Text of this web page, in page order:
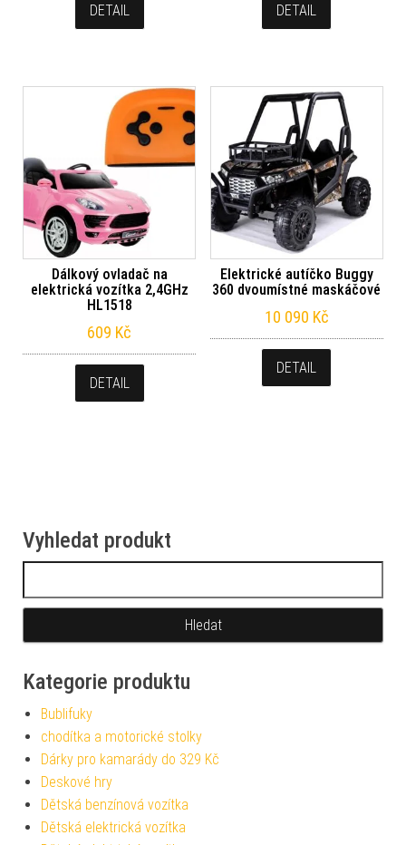
DETAIL DETAIL
Dálkový ovladač na
elektrická vozítka 2,4GHz
HL1518
609 Kč
DETAIL
Elektrické autíčko Buggy
360 dvoumístné maskáčové
10 090 Kč
DETAIL
Vyhledat produkt
Kategorie produktu
Bublifuky
chodítka a motorické stolky
Dárky pro kamarády do 329 Kč
Deskové hry
Dětská benzínová vozítka
Dětská elektrická vozítka